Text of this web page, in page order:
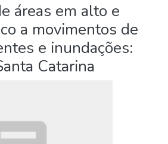
áreas em alto e
a movimentos de
e inundações:
Catarina